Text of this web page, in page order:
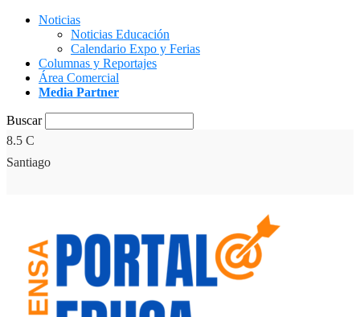
Noticias
Noticias Educación
Calendario Expo y Ferias
Columnas y Reportajes
Área Comercial
Media Partner
Buscar
8.5 C
Santiago